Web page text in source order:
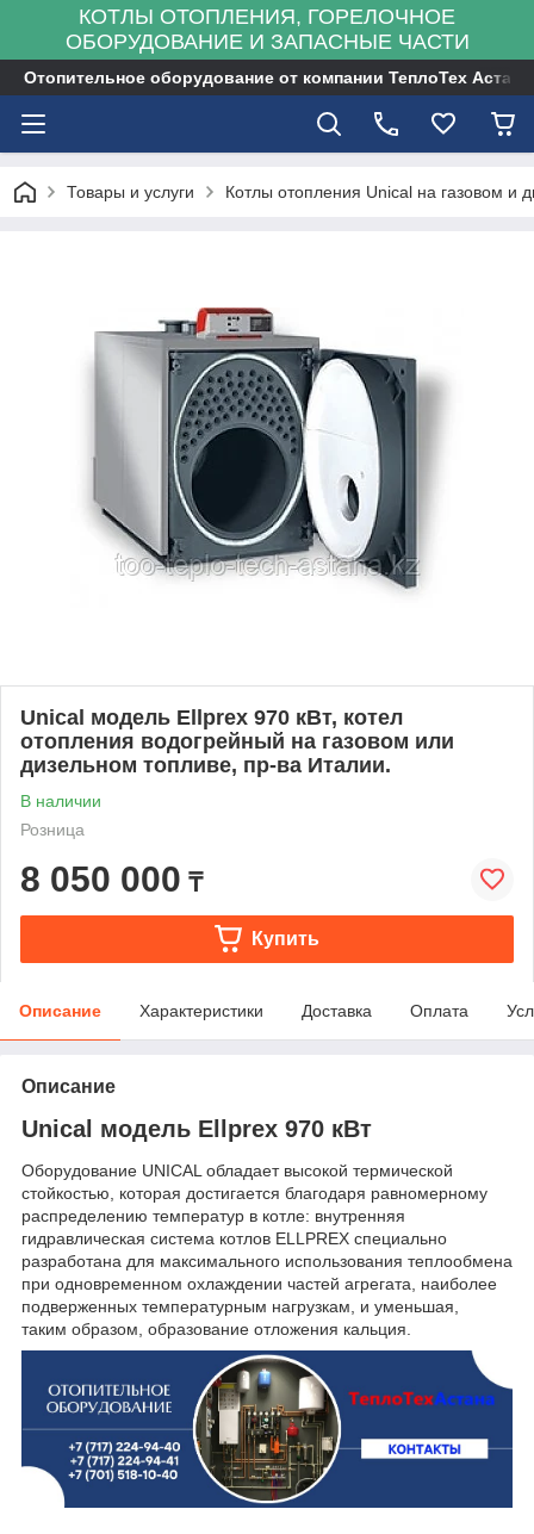
КОТЛЫ ОТОПЛЕНИЯ, ГОРЕЛОЧНОЕ
ОБОРУДОВАНИЕ И ЗАПАСНЫЕ ЧАСТИ
Отопительное оборудование от компании ТеплоТех Астана
Товары и услуги Котлы отопления Unical на газовом и
Unical модель Ellprex 970 кВт, котел
отопления водогрейный на газовом или
дизельном топливе, пр-ва Италии.
В наличии
Розница
8 050 000 ₸
Купить
Описание Характеристики Доставка Оплата
Описание
Unical модель Ellprex 970 кВт
Oбоpyдoвание UNICAL oблaдaeт высокoй теpмическoй
cтoйкоcтью, которая достигается благодаря равномерному
распределению температур в котле: внутренняя
гидравлическая система котлов ELLPREX специально
разработана для максимального использования теплообмена
при одновременном охлаждении частей агрегата, наиболее
подверженных температурным нагрузкам, и уменьшая,
таким образом, образование отложения кальция.